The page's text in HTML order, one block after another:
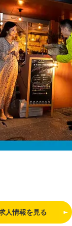
人情報を見る